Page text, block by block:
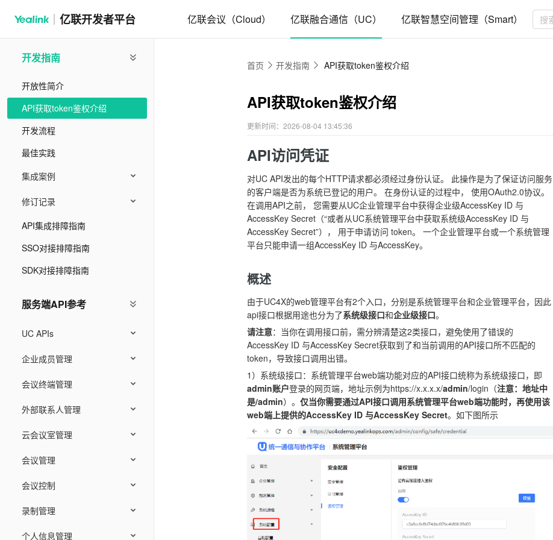
亿联开发者平台 亿联会议（Cloud） 亿联融合通信（UC） 亿联智慧空间管理（Smart）
开发指南
开放性简介
API获取token鉴权介绍
开发流程
最佳实践
集成案例
修订记录
API集成排障指南
SSO对接排障指南
SDK对接排障指南
服务端API参考
UC APIs
企业成员管理
会议终端管理
外部联系人管理
云会议室管理
会议管理
会议控制
录制管理
个人信息管理
首页 开发指南 API获取token鉴权介绍
API获取token鉴权介绍
更新时间：2026-08-04 13:45:36
API访问凭证
对UC API发出的每个HTTP请求都必须经过身份认证。 此操作是为了保证访问服务
的客户端是否为系统已登记的用户。 在身份认证的过程中， 使用OAuth2.0协议。
在调用API之前， 您需要从UC企业管理平台中获得企业级AccessKey ID 与
AccessKey Secret（“或者从UC系统管理平台中获取系统级AccessKey ID 与
AccessKey Secret”）， 用于申请访问 token。 一个企业管理平台或一个系统管理
平台只能申请一组AccessKey ID 与AccessKey。
概述
由于UC4X的web管理平台有2个入口，分别是系统管理平台和企业管理平台，因此
api接口根据用途也分为了系统级接口和企业级接口。
请注意：当你在调用接口前，需分辨清楚这2类接口，避免使用了错误的
AccessKey ID 与AccessKey Secret获取到了和当前调用的API接口所不匹配的
token，导致接口调用出错。
1）系统级接口：系统管理平台web端功能对应的API接口统称为系统级接口，即
admin账户登录的网页端，地址示例为https://x.x.x.x/admin/login（注意：地址中
是/admin）。 仅当你需要通过API接口调用系统管理平台web端功能时，再使用该
web端上提供的AccessKey ID 与AccessKey Secret。如下图所示